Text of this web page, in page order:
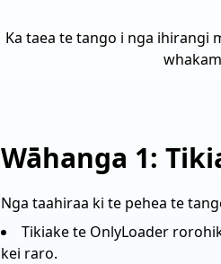
Ka taea te tango i nga ihirangi
Wāhanga 1:
Nga taahiraa ki te pehea te
Tikiake te OnlyLoader
kei raro.